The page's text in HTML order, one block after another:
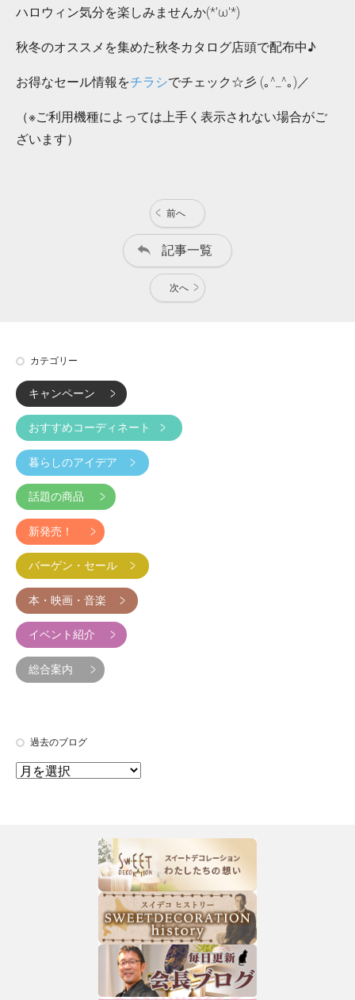
ハロウィン気分を楽しみませんか(*'ω'*)
秋冬のオススメを集めた秋冬カタログ店頭で配布中♪
お得なセール情報をチラシでチェック☆彡 (｡^_^｡)／
（※ご利用機種によっては上手く表示されない場合がご
ざいます）
前へ
記事一覧
次へ
カテゴリー
キャンペーン
おすすめコーディネート
暮らしのアイデア
話題の商品
新発売！
バーゲン・セール
本・映画・音楽
イベント紹介
総合案内
過去のブログ